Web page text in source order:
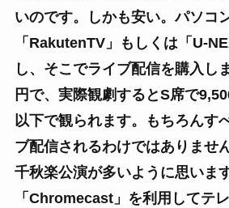
いのです。しかも安い。パソコ
「RakutenTV」もしくは「U-
し、そこでライブ配信を購入し
円で、実際観劇するとS席で
以下で観られます。もちろんす
ブ配信されるわけではありませ
千秋楽公演が多いように思いま
「Chromecast」を利用してテ